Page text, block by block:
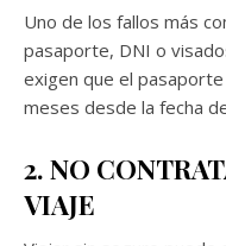
Uno de los fallos más
pasaporte, DNI o
exigen que el
meses desde la fecha
2. NO
VIAJE